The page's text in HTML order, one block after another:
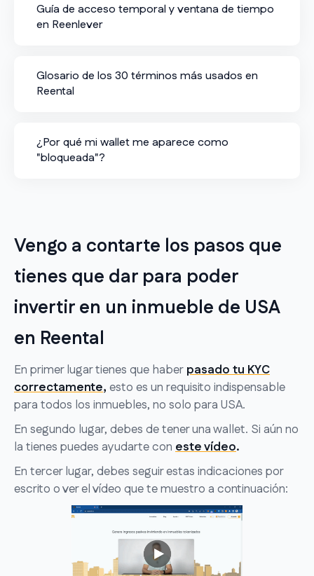
Guía de acceso temporal y ventana de tiempo
en Reenlever
Glosario de los 30 términos más usados en
Reental
¿Por qué mi wallet me aparece como
"bloqueada"?
Vengo a contarte los pasos que
tienes que dar para poder
invertir en un inmueble de USA
en Reental
En primer lugar tienes que haber pasado tu KYC
correctamente, esto es un requisito indispensable
para todos los inmuebles, no solo para USA.
En segundo lugar, debes de tener una wallet. Si aún no
la tienes puedes ayudarte con este vídeo.
En tercer lugar, debes seguir estas indicaciones por
escrito o ver el vídeo que te muestro a continuación: